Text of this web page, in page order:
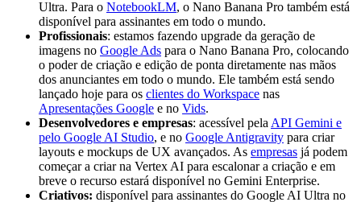
trançado,
uma estante
com livros
antigos e
elementos
rústicos de
cozinha ao
fundo. A
atmosfera
geral é
calorosa,
aconchegante
e divertida.
the aspect
direcional,
aparentemente
vinda de cima
e ligeiramente
da esquerda,
projetando
sombras
profundas e
definidas no
rosto. Apenas
feixes de luz
iluminam seus
olhos e maçãs
do rosto; o
Ultra. Para o NotebookLM, o Nano Banana Pro também está
disponível para assinantes em todo o mundo.
Profissionais: estamos fazendo upgrade da geração de
imagens no Google Ads para o Nano Banana Pro, colocando
o poder de criação e edição de ponta diretamente nas mãos
dos anunciantes em todo o mundo. Ele também está sendo
lançado hoje para os clientes do Workspace nas
Apresentações Google e no Vids.
Desenvolvedores e empresas: acessível pela API Gemini e
pelo Google AI Studio, e no Google Antigravity para criar
layouts e mockups de UX avançados. As empresas já podem
começar a criar na Vertex AI para escalonar a criação e em
breve o recurso estará disponível no Gemini Enterprise.
Criativos: disponível para assinantes do Google AI Ultra no